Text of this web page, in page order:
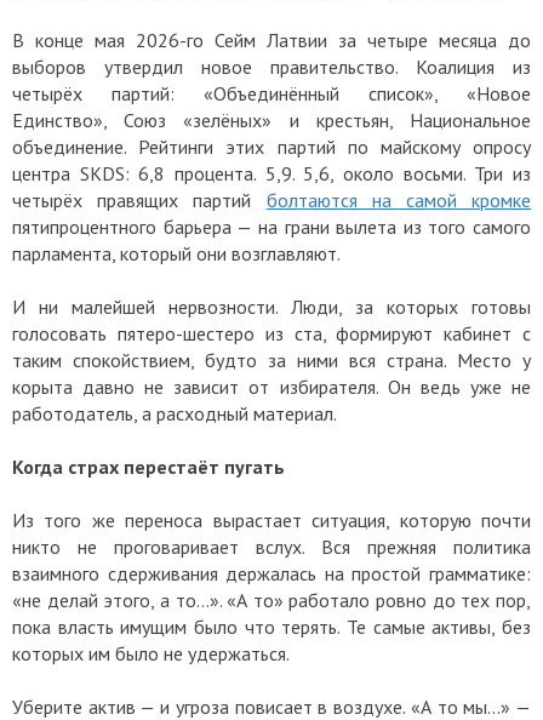
В конце мая 2026-го Сейм Латвии за четыре месяца до
выборов утвердил новое правительство. Коалиция из
четырёх партий: «Объединённый список», «Новое
Единство», Союз «зелёных» и крестьян, Национальное
объединение. Рейтинги этих партий по майскому опросу
центра SKDS: 6,8 процента. 5,9. 5,6, около восьми. Три из
четырёх правящих партий болтаются на самой кромке
пятипроцентного барьера — на грани вылета из того самого
парламента, который они возглавляют.
И ни малейшей нервозности. Люди, за которых готовы
голосовать пятеро-шестеро из ста, формируют кабинет с
таким спокойствием, будто за ними вся страна. Место у
корыта давно не зависит от избирателя. Он ведь уже не
работодатель, а расходный материал.
Когда страх перестаёт пугать
Из того же переноса вырастает ситуация, которую почти
никто не проговаривает вслух. Вся прежняя политика
взаимного сдерживания держалась на простой грамматике:
«не делай этого, а то…». «А то» работало ровно до тех пор,
пока власть имущим было что терять. Те самые активы, без
которых им было не удержаться.
Уберите актив — и угроза повисает в воздухе. «А то мы…» —